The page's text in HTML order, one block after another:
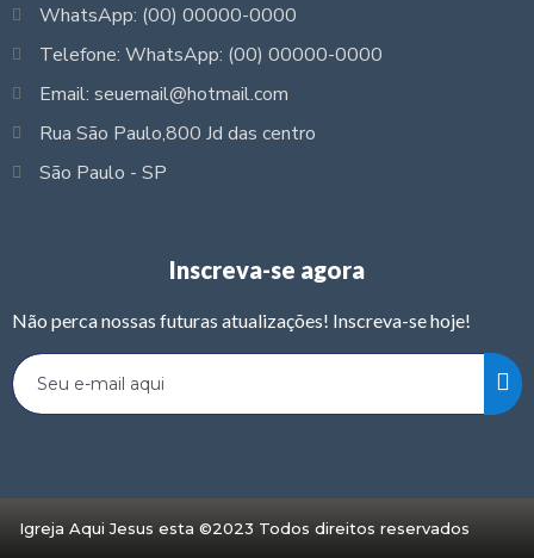
WhatsApp: (00) 00000-0000
Telefone: WhatsApp: (00) 00000-0000
Email: seuemail@hotmail.com
Rua São Paulo,800 Jd das centro
São Paulo - SP
Inscreva-se agora
Não perca nossas futuras atualizações! Inscreva-se hoje!
Igreja Aqui Jesus esta ©2023 Todos direitos reservados